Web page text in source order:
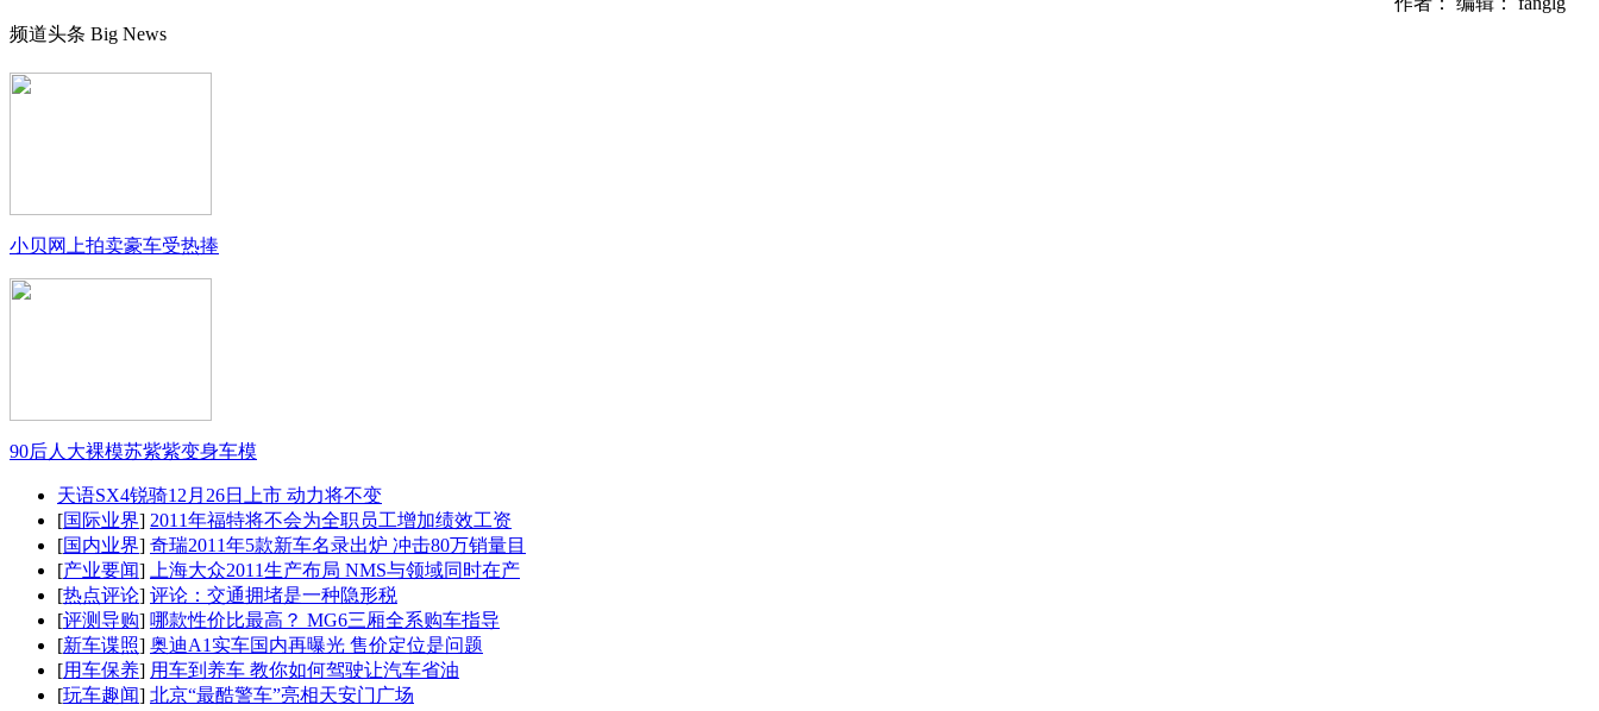
频道头条 Big News
小贝网上拍卖豪车受热捧
90后人大裸模苏紫紫变身车模
天语SX4锐骑12月26日上市 动力将不变
[国际业界] 2011年福特将不会为全职员工增加绩效工资
[国内业界] 奇瑞2011年5款新车名录出炉 冲击80万销量目
[产业要闻]
上海大众2011生产布局 NMS与领域同时在产
[热点评论] 评论：交通拥堵是一种隐形税
[评测导购] 哪款性价比最高？ MG6三厢全系购车指导
[新车谍照] 奥迪A1实车国内再曝光 售价定位是问题
[用车保养] 用车到养车 教你如何驾驶让汽车省油
[玩车趣闻] 北京“最酷警车”亮相天安门广场